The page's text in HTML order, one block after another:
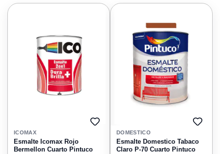
AGREGAR
FAVORITOS
ICOMAX
Esmalte Icomax Rojo
Bermellon Cuarto Pintuco
DOMESTICO
Esmalte Domestico Tabaco
Claro P-70 Cuarto Pintuco